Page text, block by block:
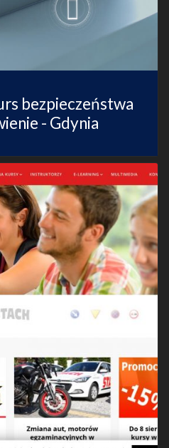
bezpieczeństwa
- Gdynia